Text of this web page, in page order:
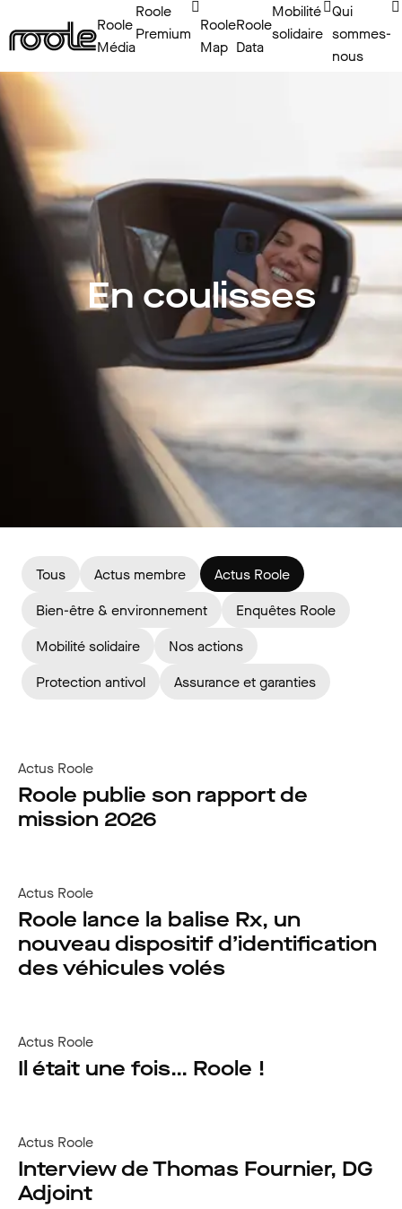
Roole
Média
Roole
Premium Roole
Map
Roole
Data
Mobilité
solidaire
Qui
sommes-
nous
En coulisses
Tous Actus membre
Actus Roole
Bien-être & environnement
Enquêtes Roole
Mobilité solidaire
Nos actions
Protection antivol
Assurance et garanties
Actus Roole
Roole publie son rapport de
mission 2026
Actus Roole
Roole lance la balise Rx, un
nouveau dispositif d’identification
des véhicules volés
Actus Roole
Il était une fois… Roole !
Actus Roole
Interview de Thomas Fournier, DG
Adjoint